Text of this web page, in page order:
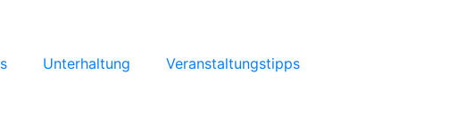
Unterhaltung Veranstaltungstipps